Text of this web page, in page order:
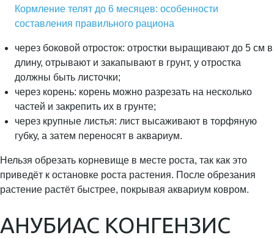
Кормление телят до 6 месяцев: особенности
составления правильного рациона
через боковой отросток: отростки выращивают до 5 см в
длину, отрывают и закапывают в грунт, у отростка
должны быть листочки;
через корень: корень можно разрезать на несколько
частей и закрепить их в грунте;
через крупные листья: лист высаживают в торфяную
губку, а затем переносят в аквариум.
Нельзя обрезать корневище в месте роста, так как это
приведёт к остановке роста растения. После обрезания
растение растёт быстрее, покрывая аквариум ковром.
АНУБИАС КОНГЕНЗИС